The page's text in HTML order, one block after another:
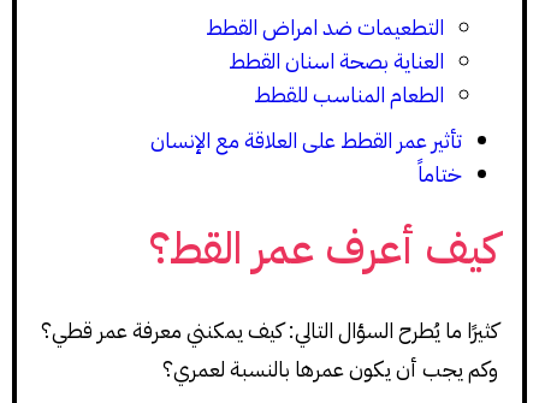
التطعيمات ضد امراض القطط
العناية بصحة اسنان القطط
الطعام المناسب للقطط
تأثير عمر القطط على العلاقة مع الإنسان
ختاماً
كيف أعرف عمر القط؟
كثيرًا ما يُطرح السؤال التالي: كيف يمكنني معرفة عمر قطي؟
وكم يجب أن يكون عمرها بالنسبة لعمري؟